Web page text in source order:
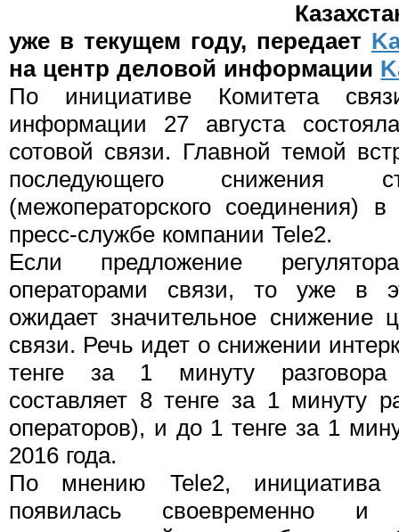
уже в текущем году, передает
на центр деловой информации
По инициативе Комитета
информации 27 августа
сотовой связи. Главной темой
последующего снижения
(межоператорского соединения)
пресс-службе компании Tele2.
Если предложение
операторами связи, то уже в
ожидает значительное снижение
связи. Речь идет о снижении
тенге за 1 минуту разговора
составляет 8 тенге за 1 минуту
операторов), и до 1 тенге за 1
2016 года.
По мнению Tele2, инициатива
появилась своевременно